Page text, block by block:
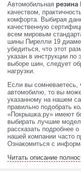
Автомобильная резина
качеством,
комфорта. Выбирая
качественную
всем мировым
шины Пирелли 19
убедиться, что этот
указан в инструкции
выборе шин, следует
нагрузки.
Если вы
автомобилю, то вы
указанному на нашем
правильно подобрать
«Покрышка.ру» имеют
выбирать лучшие
рассказать подробнее
нашей компании часто
Ознакомиться с
Читать описание